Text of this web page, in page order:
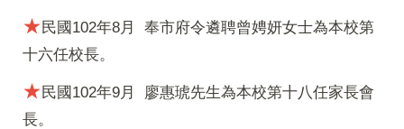
★民國102年8月 奉市府令遴聘曾娉妍女士為本校第
十六任校長。
★民國102年9月 廖惠琥先生為本校第十八任家長會
長。